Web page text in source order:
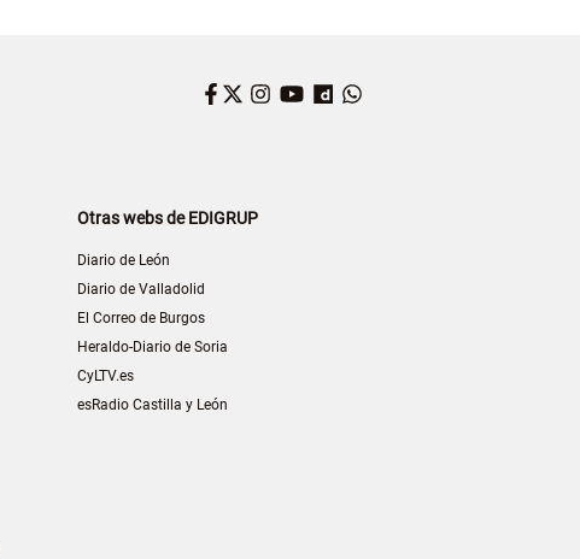
Facebook
Twitter
Instagram
YouTube
Dailymotion
Otras webs de EDIGRUP
Diario de León
Diario de Valladolid
El Correo de Burgos
Heraldo-Diario de Soria
CyLTV.es
esRadio Castilla y León